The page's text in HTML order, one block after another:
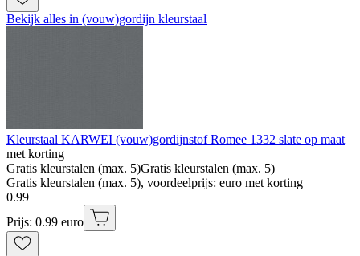
Bekijk alles in (vouw)gordijn kleurstaal
Kleurstaal KARWEI (vouw)gordijnstof Romee 1332 slate op maat
met korting
Gratis kleurstalen (max. 5)Gratis kleurstalen (max. 5)
Gratis kleurstalen (max. 5), voordeelprijs: euro met korting
0.99
Prijs: 0.99 euro